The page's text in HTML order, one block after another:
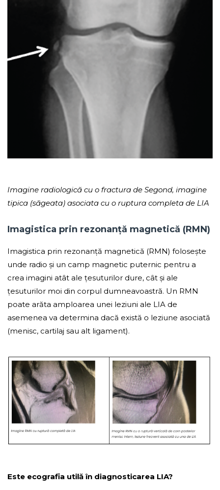
Imagine radiologică cu o fractura de Segond, imagine
tipica (săgeata) asociata cu o ruptura completa de LIA
Imagistica prin rezonanță magnetică (RMN)
Imagistica prin rezonanță magnetică (RMN) folosește
unde radio și un camp magnetic puternic pentru a
crea imagini atât ale țesuturilor dure, cât și ale
țesuturilor moi din corpul dumneavoastră. Un RMN
poate arăta amploarea unei leziuni ale LIA de
asemenea va determina dacă există o leziune asociată
(menisc, cartilaj sau alt ligament).
Este ecografia utilă în diagnosticarea LIA?